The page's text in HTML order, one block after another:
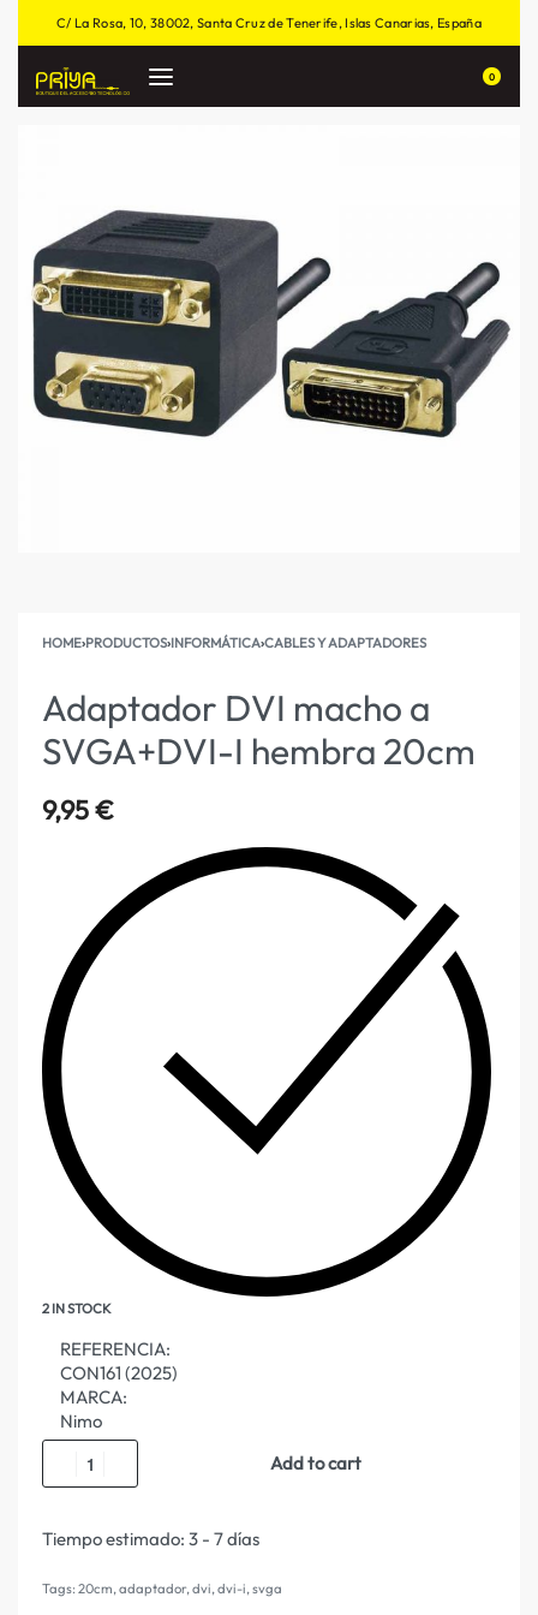
C/ La Rosa, 10, 38002, Santa Cruz de Tenerife, Islas Canarias, España
0
HOME›PRODUCTOS›INFORMÁTICA›CABLES Y ADAPTADORES
Adaptador DVI macho a
SVGA+DVI-I hembra 20cm
9,95€
2 IN STOCK
REFERENCIA:
CON161 (2025)
MARCA:
Nimo
Add to cart
Tiempo estimado: 3 - 7 días
Tags: 20cm,adaptador,dvi,dvi-i,svga